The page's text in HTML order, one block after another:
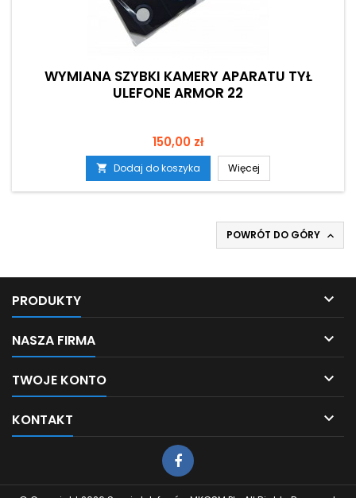
WYMIANA SZYBKI KAMERY APARATU TYŁ
ULEFONE ARMOR 22
Cena
150,00 zł
 Dodaj do koszyka Więcej
POWRÓT DO GÓRY 
PRODUKTY 
NASZA FIRMA 
TWOJE KONTO 
KONTAKT 